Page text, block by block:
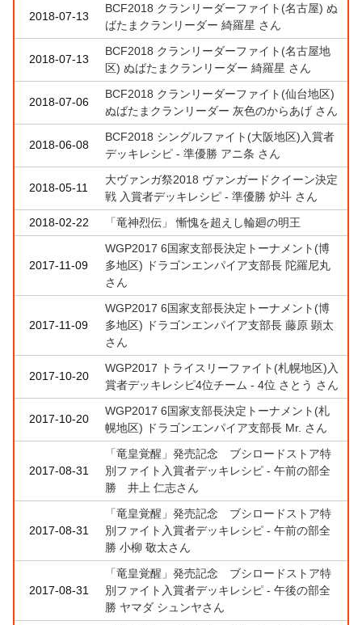
2018-07-13
BCF2018 クランリーダーファイト(名古屋) ぬ
ばたまクランリーダー 綺羅星 さん
2018-07-13
BCF2018 クランリーダーファイト(名古屋地
区) ぬばたまクランリーダー 綺羅星 さん
2018-07-06
BCF2018 クランリーダーファイト(仙台地区)
ぬばたまクランリーダー 灰色のからあげ さん
2018-06-08
BCF2018 シングルファイト(大阪地区)入賞者
デッキレシピ - 準優勝 アニ条 さん
2018-05-11
大ヴァンガ祭2018 ヴァンガードクイーン決定
戦 入賞者デッキレシピ - 準優勝 炉斗 さん
2018-02-22
「竜神烈伝」 慚愧を超えし輪廻の明王
2017-11-09
WGP2017 6国家支部長決定トーナメント(博
多地区) ドラゴンエンパイア支部長 陀羅尼丸
さん
2017-11-09
WGP2017 6国家支部長決定トーナメント(博
多地区) ドラゴンエンパイア支部長 藤原 顕太
さん
2017-10-20
WGP2017 トライスリーファイト(札幌地区)入
賞者デッキレシピ4位チーム - 4位 さとう さん
2017-10-20
WGP2017 6国家支部長決定トーナメント(札
幌地区) ドラゴンエンパイア支部長 Mr. さん
2017-08-31
「竜皇覚醒」発売記念 ブシロードストア特
別ファイト入賞者デッキレシピ - 午前の部全
勝 井上 仁志さん
2017-08-31
「竜皇覚醒」発売記念 ブシロードストア特
別ファイト入賞者デッキレシピ - 午前の部全
勝 小柳 敬太さん
2017-08-31
「竜皇覚醒」発売記念 ブシロードストア特
別ファイト入賞者デッキレシピ - 午後の部全
勝 ヤマダ シュンヤさん